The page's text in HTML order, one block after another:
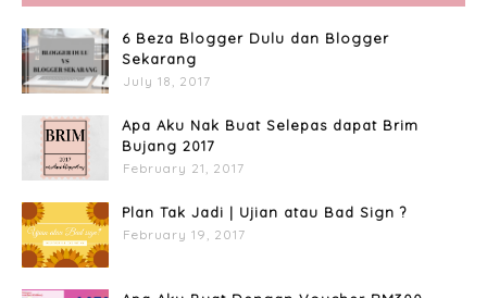
6 Beza Blogger Dulu dan Blogger
Sekarang
July 18, 2017
Apa Aku Nak Buat Selepas dapat Brim
Bujang 2017
February 21, 2017
Plan Tak Jadi | Ujian atau Bad Sign ?
February 19, 2017